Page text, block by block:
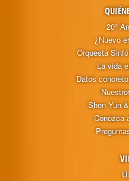
20°
¿Nuevo
Orquesta
La vida
Datos
Shen Yun
Conozca